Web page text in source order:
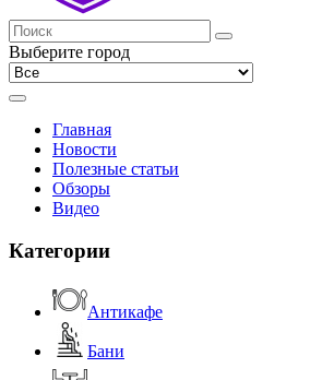
Выберите город
Главная
Новости
Полезные статьи
Обзоры
Видео
Категории
Антикафе
Бани